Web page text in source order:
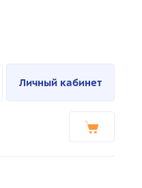
Личный кабинет